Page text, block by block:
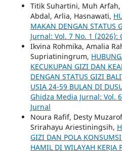
Titik Suhartini, Muh
Abdal, Arlia, Hasnawati,
MAKAN DENGAN STATUS
Jurnal: Vol. 7 No. 1
Ikvina Rohmika, Amalia
Supriatiningrum,
KECUKUPAN GIZI DAN
DENGAN STATUS GIZI
USIA 24-59 BULAN DI
Ghidza Media Jurnal: Vol.
Jurnal
Noura Rafif, Desty
Srirahayu Ariestiningsih,
GIZI DAN POLA
HAMIL DI WILAYAH KERJA